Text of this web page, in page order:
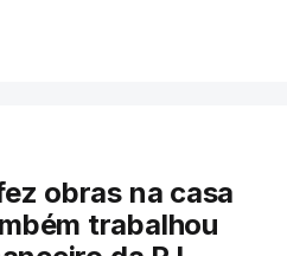
obras na casa
trabalhou